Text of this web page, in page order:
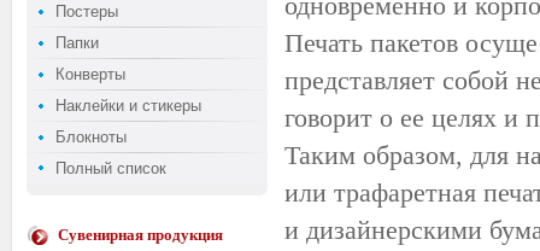
Постеры
Папки
Конверты
Наклейки и стикеры
Блокноты
Полный список
Сувенирная продукция
Печать пакетов
представляет собой
говорит о ее целях и
Таким образом, для
или трафаретная
и дизайнерскими